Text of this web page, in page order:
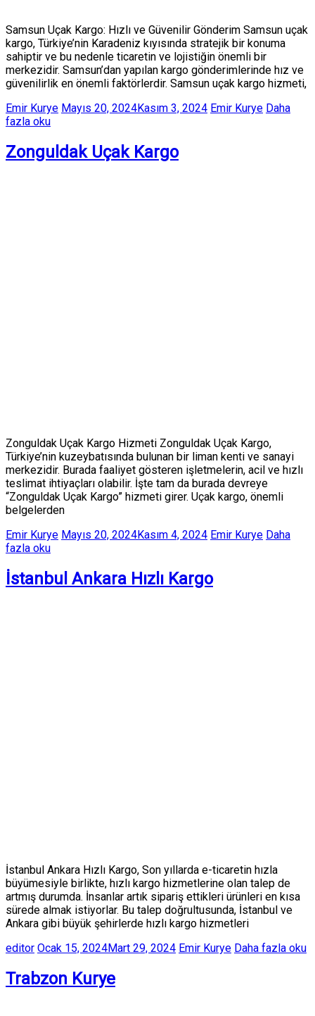
Samsun Uçak Kargo: Hızlı ve Güvenilir Gönderim Samsun uçak
kargo, Türkiye’nin Karadeniz kıyısında stratejik bir konuma
sahiptir ve bu nedenle ticaretin ve lojistiğin önemli bir
merkezidir. Samsun’dan yapılan kargo gönderimlerinde hız ve
güvenilirlik en önemli faktörlerdir. Samsun uçak kargo hizmeti,
Emir Kurye Mayıs 20, 2024Kasım 3, 2024 Emir Kurye Daha
fazla oku
Zonguldak Uçak Kargo
Zonguldak Uçak Kargo Hizmeti Zonguldak Uçak Kargo,
Türkiye’nin kuzeybatısında bulunan bir liman kenti ve sanayi
merkezidir. Burada faaliyet gösteren işletmelerin, acil ve hızlı
teslimat ihtiyaçları olabilir. İşte tam da burada devreye
“Zonguldak Uçak Kargo” hizmeti girer. Uçak kargo, önemli
belgelerden
Emir Kurye Mayıs 20, 2024Kasım 4, 2024 Emir Kurye Daha
fazla oku
İstanbul Ankara Hızlı Kargo
İstanbul Ankara Hızlı Kargo, Son yıllarda e-ticaretin hızla
büyümesiyle birlikte, hızlı kargo hizmetlerine olan talep de
artmış durumda. İnsanlar artık sipariş ettikleri ürünleri en kısa
sürede almak istiyorlar. Bu talep doğrultusunda, İstanbul ve
Ankara gibi büyük şehirlerde hızlı kargo hizmetleri
editor Ocak 15, 2024Mart 29, 2024 Emir Kurye Daha fazla oku
Trabzon Kurye